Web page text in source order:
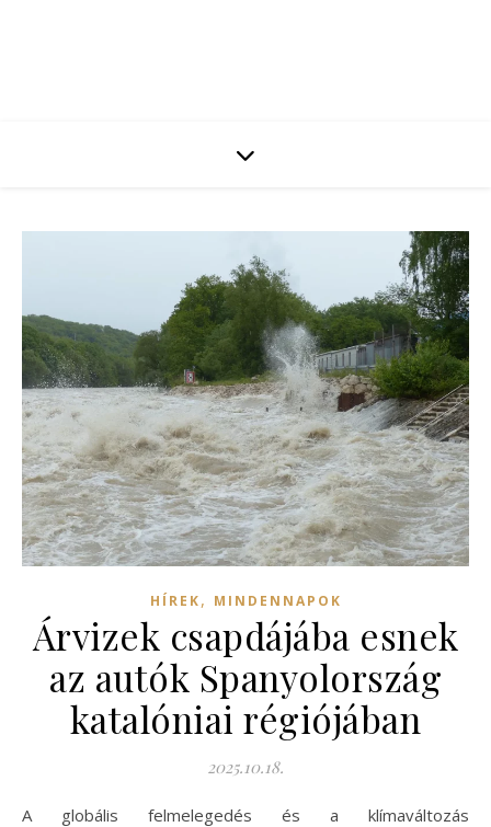
HÍREK, MINDENNAPOK
Árvizek csapdájába esnek
az autók Spanyolország
katalóniai régiójában
2025.10.18.
A globális felmelegedés és a klímaváltozás